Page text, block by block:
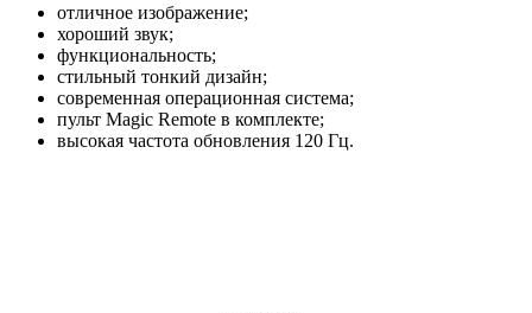
отличное изображение;
хороший звук;
функциональность;
стильный тонкий дизайн;
современная операционная система;
пульт Magic Remote в комплекте;
высокая частота обновления 120 Гц.